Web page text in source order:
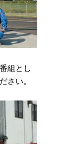
組とし
さい。